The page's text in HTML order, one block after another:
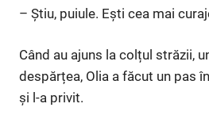
– Știu, puiule. Ești cea mai
Când au ajuns la colțul străzii,
despărțea, Olia a făcut un pas
și l-a privit.